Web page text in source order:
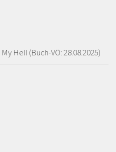
Hell (Buch-VÖ: 28.08.2025)